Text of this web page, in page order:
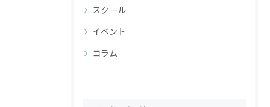
スクール
イベント
コラム